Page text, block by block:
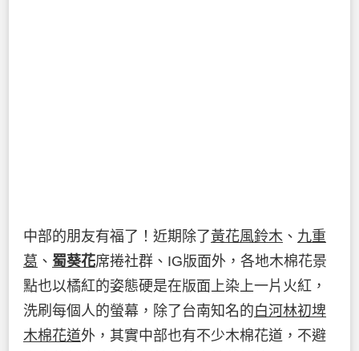
中部的朋友有福了！近期除了黃花風鈴木 、 九重
葛 、 蜀葵花席捲社群、IG版面外，各地木棉花景
點也以橘紅的姿態硬是在版面上染上一片火紅，
洗刷每個人的螢幕，除了台南知名的白河林初埤
木棉花道外，其實中部也有不少木棉花道，不避